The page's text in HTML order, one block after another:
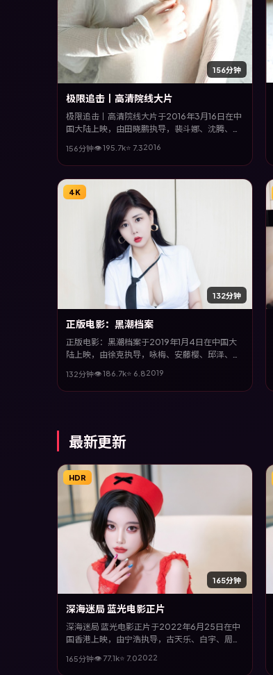
156分钟
极限追击丨高清院线大片
极限追击丨高清院线大片于2016年3月16日在中
国大陆上映，由田晓鹏执导，裴斗娜、沈腾、黄
胆实验，配乐与场面调度为全片情绪推波助澜。
156分钟👁195.7k⭐ 7.32016
132分钟
4K
正版电影：黑潮档案
正版电影：黑潮档案于2019年1月4日在中国大
陆上映，由徐克执导，咏梅、安藤樱、邱泽、雷
流与个体抉择之间，故事层层推进，节奏紧凑而
不失细腻。
132分钟👁186.7k⭐ 6.82019
最新更新
165分钟
HDR
深海迷局 蓝光电影正片
深海迷局 蓝光电影正片于2022年6月25日在中
国香港上映，由宁浩执导，古天乐、白宇、周
时代洪流与个体抉择之间，故事层层推进，节奏
165分钟👁 77.1k⭐ 7.02022